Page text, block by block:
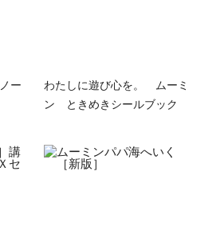
ー
わたしに遊び心を。 ムーミ
ン ときめきシールブック